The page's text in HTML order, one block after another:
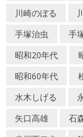
川崎のぼる
手塚治虫
手
昭和20年代
昭和60年代
水木しげる
矢口高雄
石